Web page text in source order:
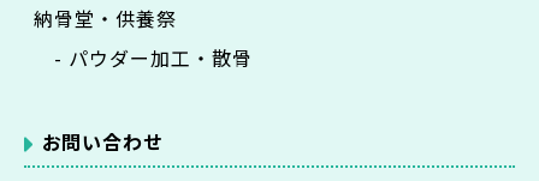
納骨堂・供養祭
- パウダー加工・散骨
お問い合わせ